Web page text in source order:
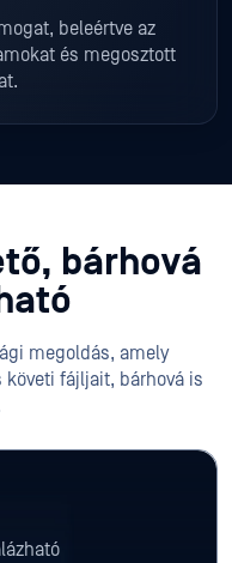
beleértve az
és megosztott
bárhová
megoldás, amely
fájljait, bárhová is